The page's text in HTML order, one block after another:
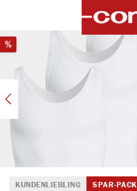
Bildergalerie überspringen
%Rabatt
KUNDENLIEBLING SPAR-PACK